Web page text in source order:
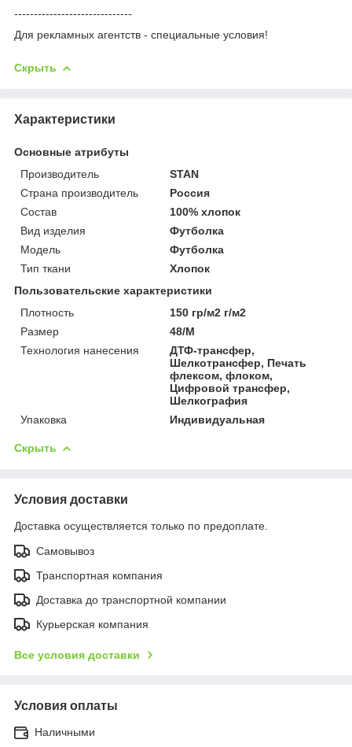
------------------------------
Для рекламных агентств - специальные условия!
Скрыть
Характеристики
Основные атрибуты
Производитель
STAN
Страна производитель
Россия
Состав
100% хлопок
Вид изделия
Футболка
Мoдель
Футболка
Тип ткани
Хлопок
Пользовательские характеристики
Плотность
150 гр/м2 г/м2
Размер
48/M
Технология нанесения
ДТФ-трансфер,
Шелкотрансфер, Печать
флексом, флоком,
Цифровой трансфер,
Шелкография
Упаковка
Индивидуальная
Скрыть
Условия доставки
Доставка осуществляется только по предоплате.
Самовывоз
Транспортная компания
Доставка до транспортной компании
Курьерская компания
Все условия доставки
Условия оплаты
Наличными